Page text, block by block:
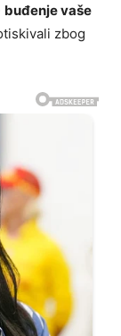
buđenje vaše
zbog